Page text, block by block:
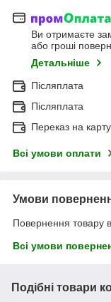
Ви отримаєте
або гроші
Детальніше
Післяплата
Післяплата
Переказ на
Всі умови оплати
Умови
Повернення товару
Всі умови
Подібні товари